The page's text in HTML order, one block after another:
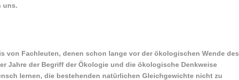
uns.
von Fachleuten, denen schon lange vor der ökologischen Wende des
Jahre der Begriff der Ökologie und die ökologische Denkweise
lernen, die bestehenden natürlichen Gleichgewichte nicht zu